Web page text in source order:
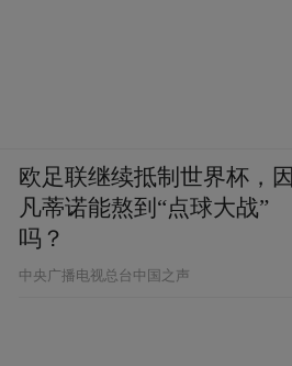
欧足联继续抵制世界杯，因
凡蒂诺能熬到“点球大战”
吗？
中央广播电视总台中国之声